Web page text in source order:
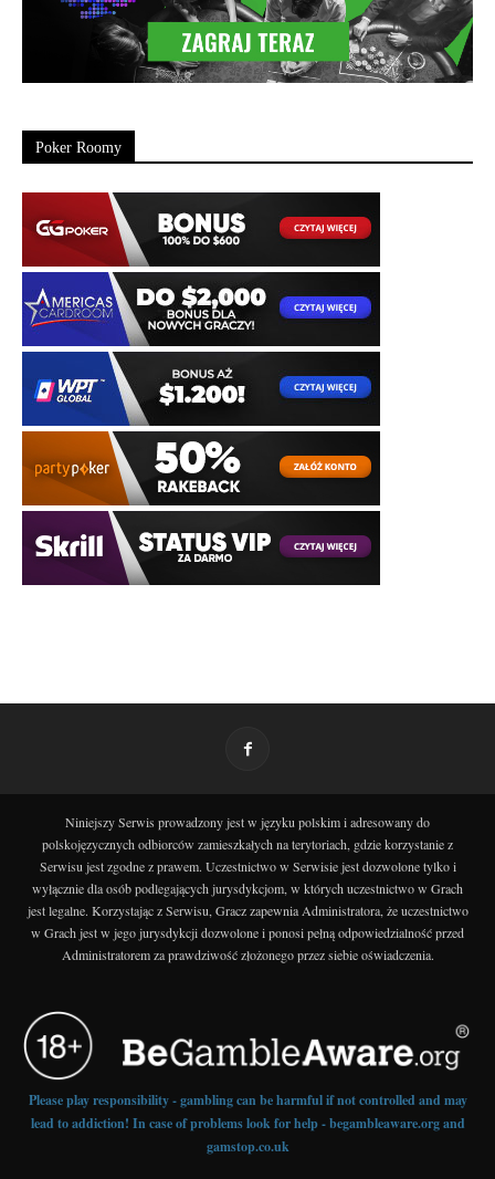
Poker Roomy
Niniejszy Serwis prowadzony jest w języku polskim i adresowany do
polskojęzycznych odbiorców zamieszkałych na terytoriach, gdzie korzystanie z
Serwisu jest zgodne z prawem. Uczestnictwo w Serwisie jest dozwolone tylko i
wyłącznie dla osób podlegających jurysdykcjom, w których uczestnictwo w Grach
jest legalne. Korzystając z Serwisu, Gracz zapewnia Administratora, że uczestnictwo
w Grach jest w jego jurysdykcji dozwolone i ponosi pełną odpowiedzialność przed
Administratorem za prawdziwość złożonego przez siebie oświadczenia.
Please play responsibility - gambling can be harmful if not controlled and may
lead to addiction! In case of problems look for help - begambleaware.org and
gamstop.co.uk